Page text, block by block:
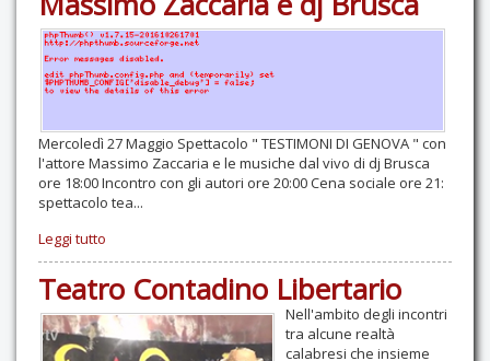
Mercoledì 27 Maggio Spettacolo " TESTIMONI DI GENOVA " con
l'attore Massimo Zaccaria e le musiche dal vivo di dj Brusca
ore 18:00 Incontro con gli autori ore 20:00 Cena sociale ore 21:
spettacolo tea...
Leggi tutto
Teatro Contadino Libertario
Nell'ambito degli incontri
tra alcune realtà
calabresi che insieme